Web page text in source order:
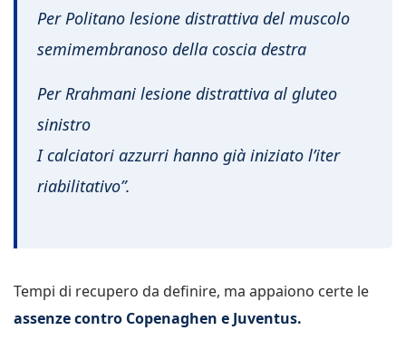
Per Politano lesione distrattiva del muscolo
semimembranoso della coscia destra
Per Rrahmani lesione distrattiva al gluteo
sinistro
I calciatori azzurri hanno già iniziato l’iter
riabilitativo”.
Tempi di recupero da definire, ma appaiono certe le
assenze contro Copenaghen e Juventus.